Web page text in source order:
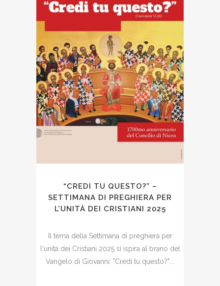
“CREDI TU QUESTO?” –
SETTIMANA DI PREGHIERA PER
L’UNITÀ DEI CRISTIANI 2025
Il tema della Settimana di preghiera per
l'unità dei Cristiani 2025 si ispira al brano del
Vangelo di Giovanni: "Credi tu questo?"....